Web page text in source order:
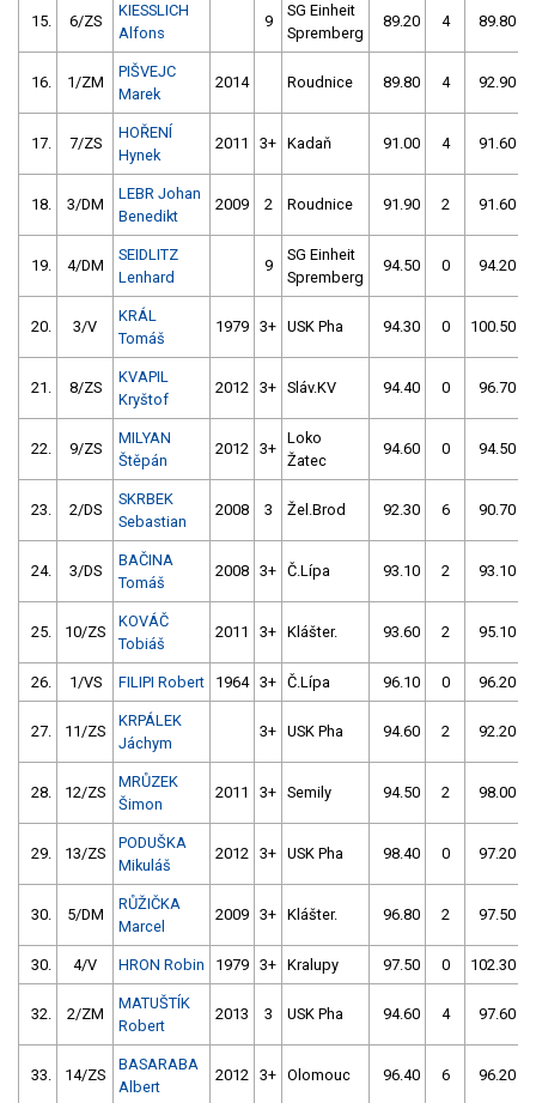
15. 6/ZS
KIESSLICH
Alfons
9
SG Einheit
Spremberg
89.20 4 89.80
16. 1/ZM
PIŠVEJC
Marek
2014 Roudnice 89.80 4 92.90
17. 7/ZS
HOŘENÍ
Hynek
2011 3+ Kadaň 91.00 4 91.60
18. 3/DM
LEBR Johan
Benedikt
2009 2 Roudnice 91.90 2 91.60
19. 4/DM
SEIDLITZ
Lenhard
9
SG Einheit
Spremberg
94.50 0 94.20
20. 3/V
KRÁL
Tomáš
1979 3+ USK Pha 94.30 0 100.50
21. 8/ZS
KVAPIL
Kryštof
2012 3+ Sláv.KV 94.40 0 96.70
22. 9/ZS
MILYAN
Štěpán
2012 3+
Loko
Žatec
94.60 0 94.50
23. 2/DS
SKRBEK
Sebastian
2008 3 Žel.Brod 92.30 6 90.70
24. 3/DS
BAČINA
Tomáš
2008 3+ Č.Lípa 93.10 2 93.10
25. 10/ZS
KOVÁČ
Tobiáš
2011 3+ Klášter. 93.60 2 95.10
26. 1/VS FILIPI Robert 1964 3+ Č.Lípa 96.10 0 96.20
27. 11/ZS
KRPÁLEK
Jáchym
3+ USK Pha 94.60 2 92.20
28. 12/ZS
MRŮZEK
Šimon
2011 3+ Semily 94.50 2 98.00
29. 13/ZS
PODUŠKA
Mikuláš
2012 3+ USK Pha 98.40 0 97.20
30. 5/DM
RŮŽIČKA
Marcel
2009 3+ Klášter. 96.80 2 97.50
30. 4/V HRON Robin 1979 3+ Kralupy 97.50 0 102.30
32. 2/ZM
MATUŠTÍK
Robert
2013 3 USK Pha 94.60 4 97.60
33. 14/ZS
BASARABA
Albert
2012 3+ Olomouc 96.40 6 96.20